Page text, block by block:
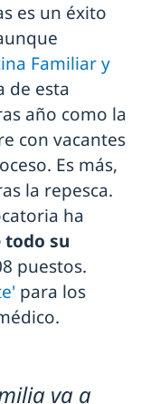
es un éxito
Familiar y
de esta
año como la
con vacantes
Es más,
la repesca.
ha
todo su
puestos.
para los
va a